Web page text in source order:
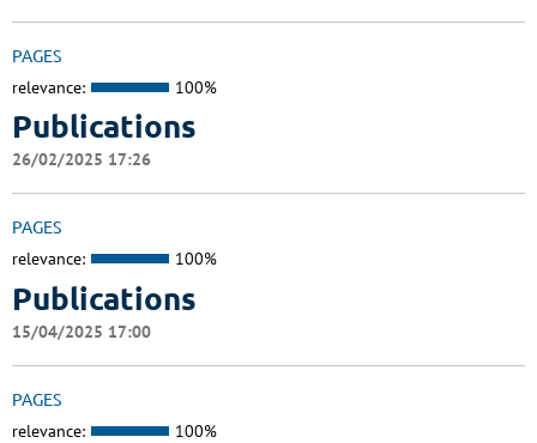
PAGES
relevance: 100%
Publications
26/02/2025 17:26
PAGES
relevance: 100%
Publications
15/04/2025 17:00
PAGES
relevance: 100%